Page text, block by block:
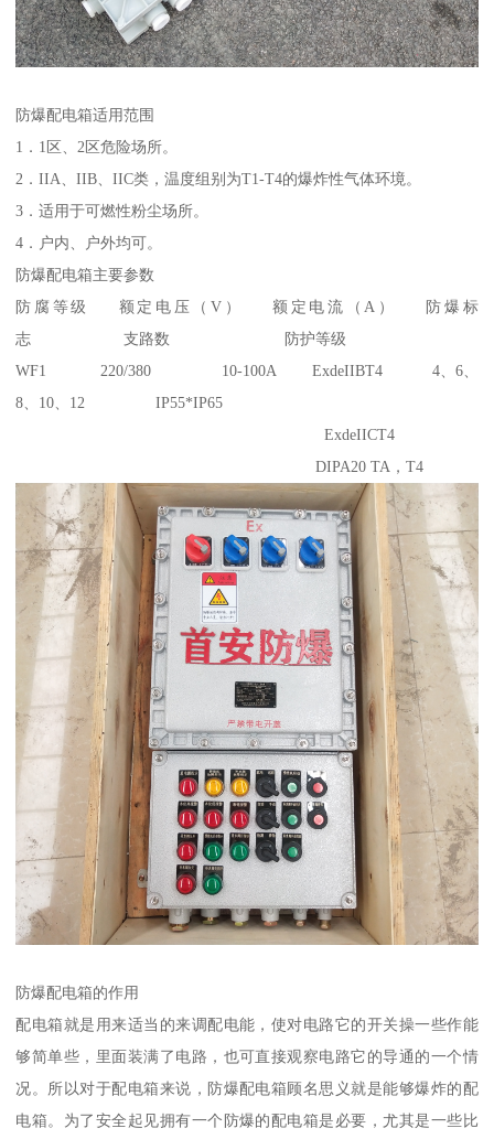
防爆配电箱适用范围
1．1区、2区危险场所。
2．IIA、IIB、IIC类，温度组别为T1-T4的爆炸性气体环境。
3．适用于可燃性粉尘场所。
4．户内、户外均可。
防爆配电箱主要参数
防腐等级 额定电压（V） 额定电流（A） 防爆标
志 支路数 防护等级
WF1 220/380 10-100A ExdeIIBT4 4、6、
8、10、12 IP55*IP65
ExdeIICT4
DIPA20 TA，T4
防爆配电箱的作用
配电箱就是用来适当的来调配电能，使对电路它的开关操一些作能
够简单些，里面装满了电路，也可直接观察电路它的导通的一个情
况。所以对于配电箱来说，防爆配电箱顾名思义就是能够爆炸的配
电箱。为了安全起见拥有一个防爆的配电箱是必要，尤其是一些比